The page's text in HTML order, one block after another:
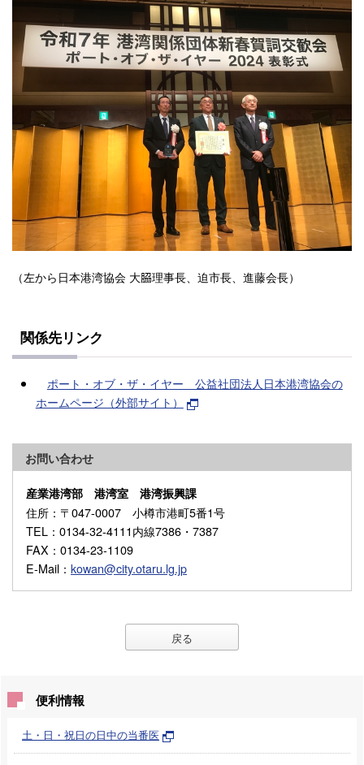
（左から日本港湾協会 大𦚰理事長、迫市長、進藤会長）
関係先リンク
ポート・オブ・ザ・イヤー 公益社団法人日本港湾協会の
ホームページ（外部サイト）
お問い合わせ
産業港湾部 港湾室 港湾振興課
住所 ：〒047-0007 小樽市港町5番1号
TEL ：0134-32-4111内線7386・7387
FAX ：0134-23-1109
E-Mail ： kowan@city.otaru.lg.jp
戻る
便利情報
土・日・祝日の日中の当番医